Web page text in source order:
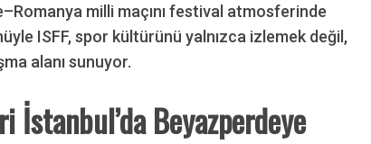
milli maçını festival atmosferinde
ISFF, spor kültürünü yalnızca izlemek değil,
alanı sunuyor.
Beyazperdeye